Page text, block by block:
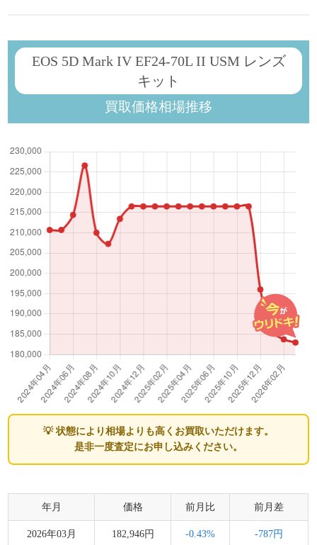
EOS 5D Mark IV EF24-70L II USM レンズ
キット
買取価格相場推移
💡 状態により相場よりも高くお買取いただけます。
是非一度査定にお申し込みください。
年月 価格 前月比 前月差
2026年03月 182,946円 -0.43% -787円